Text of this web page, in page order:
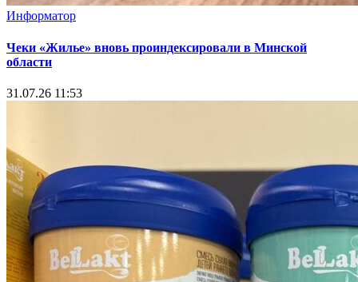
Информатор
Чеки «Жилье» вновь проиндексировали в Минской
области
31.07.26 11:53